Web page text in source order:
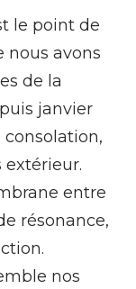
le point de
nous avons
de la
janvier
consolation,
entre
résonance,
nos